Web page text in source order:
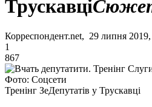
Трускавці
Корреспондент.net, 29 липня 2019,
1
867
Фото: Соцсети
Тренінг ЗеДепутатів у Трускавці